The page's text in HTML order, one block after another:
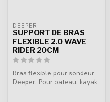
DEEPER
SUPPORT DE BRAS
FLEXIBLE 2.0 WAVE
RIDER 20CM
Bras flexible pour sondeur
Deeper. Pour bateau, kayak